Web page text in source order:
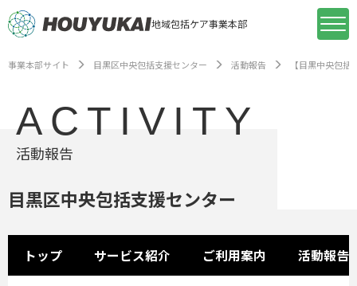
地域包括ケア事業本部
事業本部サイト 目黒区中央包括支援センター 活動報告 【目黒中央包
ACTIVITY
活動報告
目黒区中央包括支援センター
トップ サービス紹介 ご利用案内 活動報告